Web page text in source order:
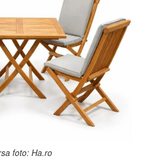
foto: Ha.ro